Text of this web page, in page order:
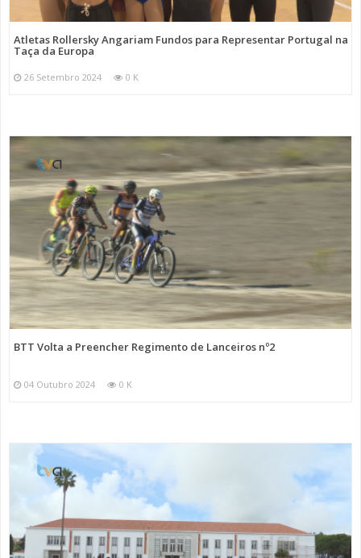
Atletas Rollersky Angariam Fundos para Representar Portugal na
Taça da Europa
26 Setembro 2024 0 K
BTT Volta a Preencher Regimento de Lanceiros nº2
04 Outubro 2024 0 K